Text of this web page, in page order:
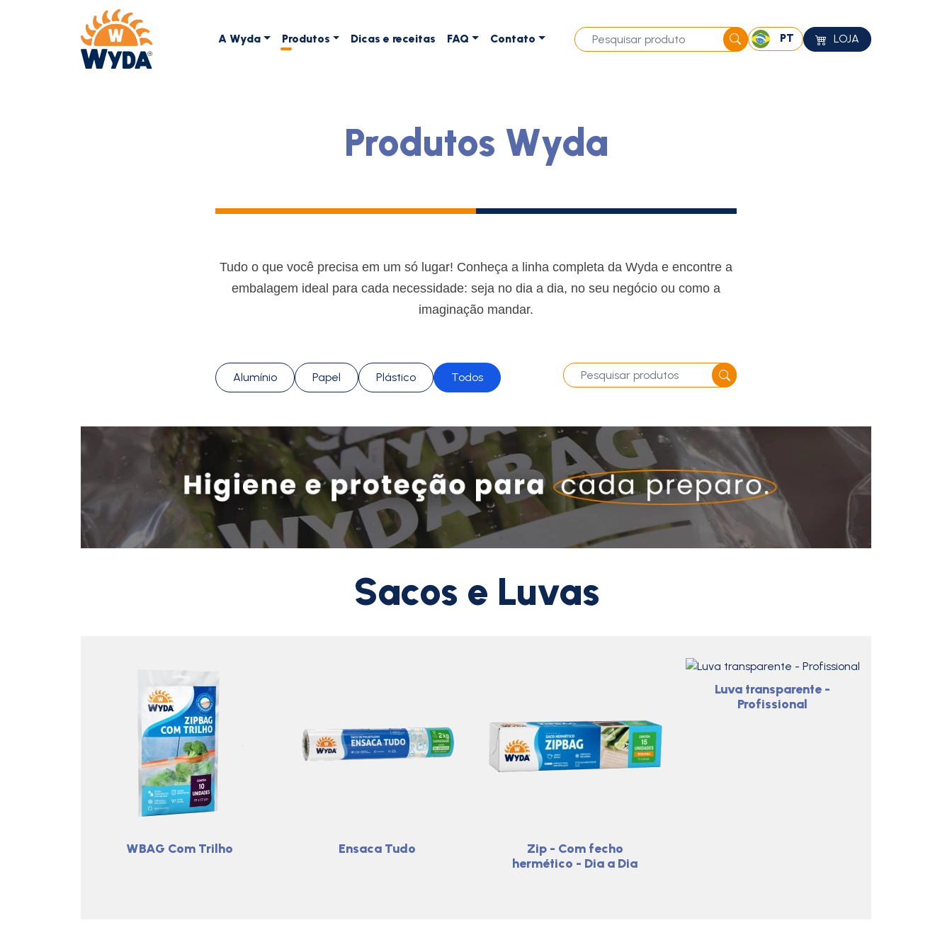
A Wyda Produtos Dicas e receitas FAQ Contato PT LOJA
Produtos Wyda
Tudo o que você precisa em um só lugar! Conheça a linha completa da Wyda e encontre a
embalagem ideal para cada necessidade: seja no dia a dia, no seu negócio ou como a
imaginação mandar.
Alumínio Papel Plástico Todos
Sacos e Luvas
WBAG Com Trilho Ensaca Tudo
Zip - Com fecho
hermético - Dia a Dia
Luva transparente -
Profissional